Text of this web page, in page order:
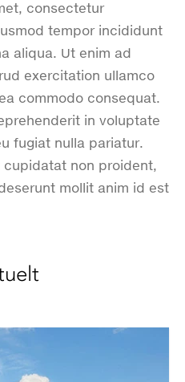
consectetur
tempor incididunt
aliqua. Ut enim ad
exercitation ullamco
commodo consequat.
in voluptate
fugiat nulla pariatur.
non proident,
mollit anim id est